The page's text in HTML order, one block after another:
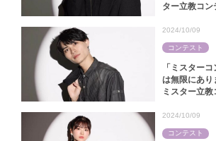
ター立教コン
「ミスター
は無限にあり
ミスター立教
2024/10/09
コンテスト
2024/10/09
コンテスト